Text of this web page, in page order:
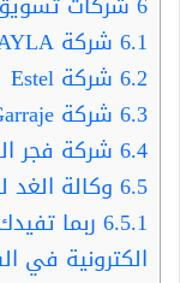
6.1 شركة AYLA
6.2 شركة Estel
6.3 شركة Garraje
6.4 شركة فجر
6.5 وكالة الغد
6.5.1 ربما
الكترونية في